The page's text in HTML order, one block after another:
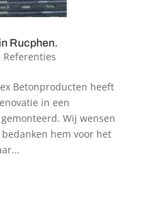
Rucphen.
Referenties
Betonproducten heeft
in een
Wij wensen
hem voor het